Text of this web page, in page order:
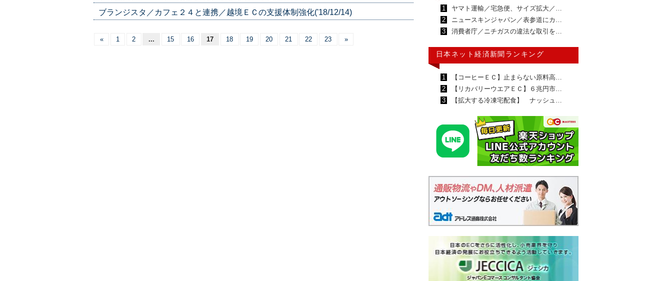
ブランジスタ／カフェ２４と連携／越境ＥＣの支援体制強化('18/12/14)
« 1 2 ... 15 16 17 18 19 20 21 22 23 »
1
ヤマト運輸／宅急便、サイズ拡大／…
2
ニュースキンジャパン／表参道にカ…
3
消費者庁／ニチガスの違法な取引を…
日本ネット経済新聞ランキング
1
【コーヒーＥＣ】止まらない原料高…
2
【リカバリーウエアＥＣ】６兆円市…
3
【拡大する冷凍宅配食】 ナッシュ…